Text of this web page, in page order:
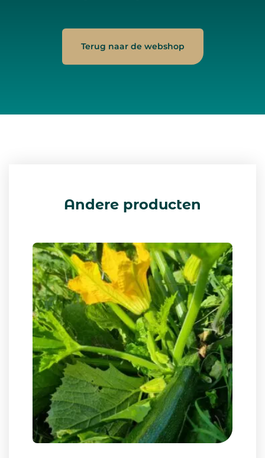
Terug naar de webshop
Andere producten